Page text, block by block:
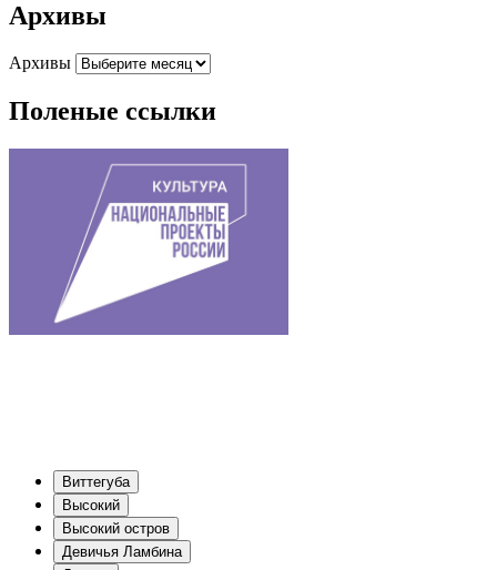
Архивы
Архивы
Поленые ссылки
Виттегуба
Высокий
Высокий остров
Девичья Ламбина